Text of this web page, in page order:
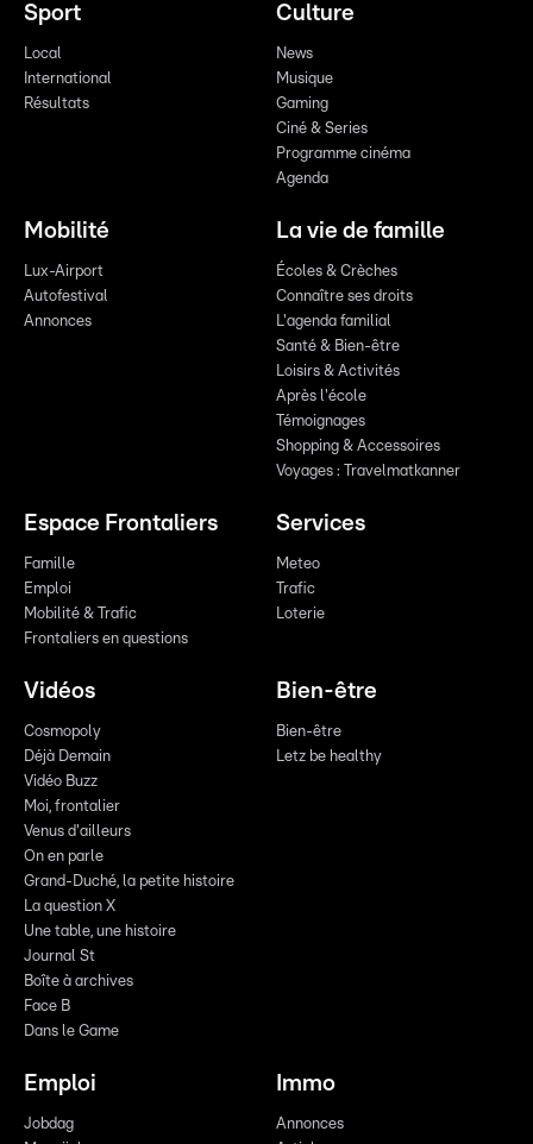
Sport
Local
International
Résultats
Culture
News
Musique
Gaming
Ciné & Series
Programme cinéma
Agenda
Mobilité
Lux-Airport
Autofestival
Annonces
La vie de famille
Écoles & Crèches
Connaître ses droits
L'agenda familial
Santé & Bien-être
Loisirs & Activités
Après l'école
Témoignages
Shopping & Accessoires
Voyages : Travelmatkanner
Espace Frontaliers
Famille
Emploi
Mobilité & Trafic
Frontaliers en questions
Services
Meteo
Trafic
Loterie
Vidéos
Cosmopoly
Déjà Demain
Vidéo Buzz
Moi, frontalier
Venus d'ailleurs
On en parle
Grand-Duché, la petite histoire
La question X
Une table, une histoire
Journal St
Boîte à archives
Face B
Dans le Game
Bien-être
Bien-être
Letz be healthy
Emploi
Jobdag
Immo
Annonces